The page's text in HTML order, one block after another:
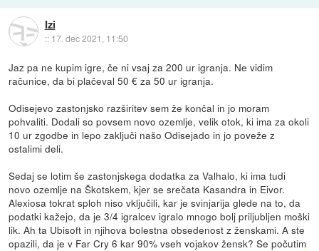
Izi
:: 17. dec 2021, 11:50
Jaz pa ne kupim igre, če ni vsaj za 200 ur igranja. Ne vidim
računice, da bi plačeval 50 € za 50 ur igranja.
Odisejevo zastonjsko razširitev sem že končal in jo moram
pohvaliti. Dodali so povsem novo ozemlje, velik otok, ki ima za okoli
10 ur zgodbe in lepo zaključi našo Odisejado in jo poveže z
ostalimi deli.
Sedaj se lotim še zastonjskega dodatka za Valhalo, ki ima tudi
novo ozemlje na Škotskem, kjer se srečata Kasandra in Eivor.
Alexiosa tokrat sploh niso vključili, kar je svinjarija glede na to, da
podatki kažejo, da je 3/4 igralcev igralo mnogo bolj priljubljen moški
lik. Ah ta Ubisoft in njihova bolestna obsedenost z ženskami. A ste
opazili, da je v Far Cry 6 kar 90% vseh vojakov žensk? Se počutim